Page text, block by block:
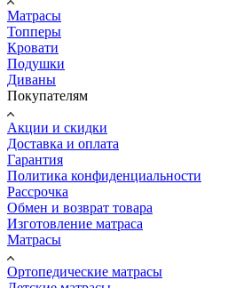
Матрасы
Топперы
Кровати
Подушки
Диваны
Покупателям
Акции и скидки
Доставка и оплата
Гарантия
Политика конфиденциальности
Рассрочка
Обмен и возврат товара
Изготовление матраса
Матрасы
Ортопедические матрасы